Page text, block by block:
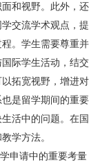
和视野。此外，还
交流学术观点，提
。学生需要尊重并
际学生活动，结交
拓宽视野，增进对
是留学期间的重要
活中的问题。在国
学方法。
申请中的重要考量